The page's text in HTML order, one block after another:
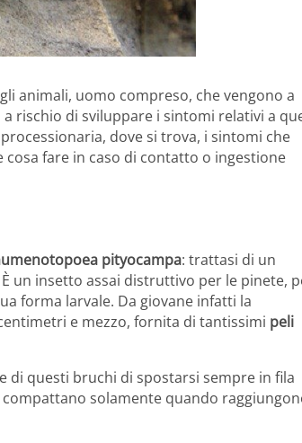
animali, uomo compreso, che vengono a
a rischio di sviluppare i sintomi relativi a
dove si trova, i sintomi che
fare in caso di contatto o ingestione
pityocampa: trattasi di un
un insetto assai distruttivo per le pinete,
forma larvale. Da giovane infatti la
e mezzo, fornita di tantissimi peli
di questi bruchi di spostarsi sempre in fila
solamente quando